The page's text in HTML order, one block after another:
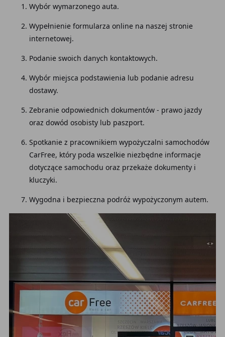
Wybór wymarzonego auta.
Wypełnienie formularza online na naszej stronie
internetowej.
Podanie swoich danych kontaktowych.
Wybór miejsca podstawienia lub podanie adresu
dostawy.
Zebranie odpowiednich dokumentów - prawo jazdy
oraz dowód osobisty lub paszport.
Spotkanie z pracownikiem wypożyczalni samochodów
CarFree, który poda wszelkie niezbędne informacje
dotyczące samochodu oraz przekaże dokumenty i
kluczyki.
Wygodna i bezpieczna podróż wypożyczonym autem.